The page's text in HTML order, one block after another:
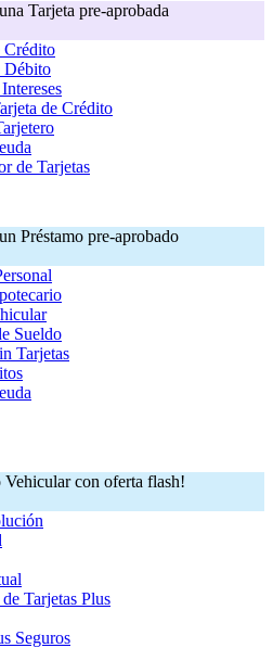
Tarjeta pre-aprobada
Crédito
Débito
de Crédito
de Tarjetas
Préstamo pre-aprobado
Sueldo
Tarjetas
Vehicular con oferta flash!
Tarjetas Plus
Seguros